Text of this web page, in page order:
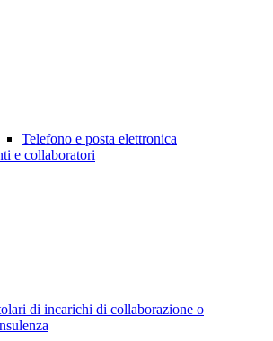
Telefono e posta elettronica
e collaboratori
di incarichi di collaborazione o